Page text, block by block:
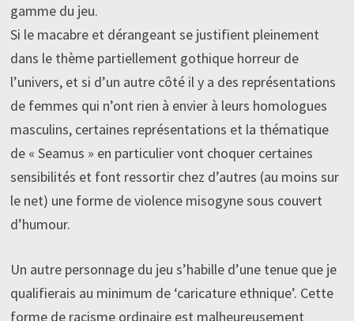
gamme du jeu.
Si le macabre et dérangeant se justifient pleinement
dans le thème partiellement gothique horreur de
l’univers, et si d’un autre côté il y a des représentations
de femmes qui n’ont rien à envier à leurs homologues
masculins, certaines représentations et la thématique
de « Seamus » en particulier vont choquer certaines
sensibilités et font ressortir chez d’autres (au moins sur
le net) une forme de violence misogyne sous couvert
d’humour.
Un autre personnage du jeu s’habille d’une tenue que je
qualifierais au minimum de ‘caricature ethnique’. Cette
forme de racisme ordinaire est malheureusement